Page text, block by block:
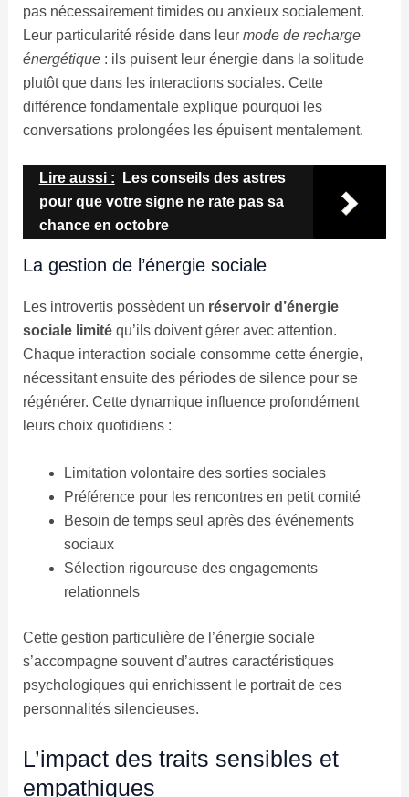
pas nécessairement timides ou anxieux socialement.
Leur particularité réside dans leur mode de recharge
énergétique: ils puisent leur énergie dans la solitude
plutôt que dans les interactions sociales. Cette
différence fondamentale explique pourquoi les
conversations prolongées les épuisent mentalement.
Lire aussi :
Les conseils des astres
pour que votre signe ne rate pas sa
chance en octobre
La gestion de l’énergie sociale
Les introvertis possèdent un réservoir d’énergie
sociale limitéqu’ils doivent gérer avec attention.
Chaque interaction sociale consomme cette énergie,
nécessitant ensuite des périodes de silence pour se
régénérer. Cette dynamique influence profondément
leurs choix quotidiens :
Limitation volontaire des sorties sociales
Préférence pour les rencontres en petit comité
Besoin de temps seul après des événements
sociaux
Sélection rigoureuse des engagements
relationnels
Cette gestion particulière de l’énergie sociale
s’accompagne souvent d’autres caractéristiques
psychologiques qui enrichissent le portrait de ces
personnalités silencieuses.
L’impact des traits sensibles et
empathiques